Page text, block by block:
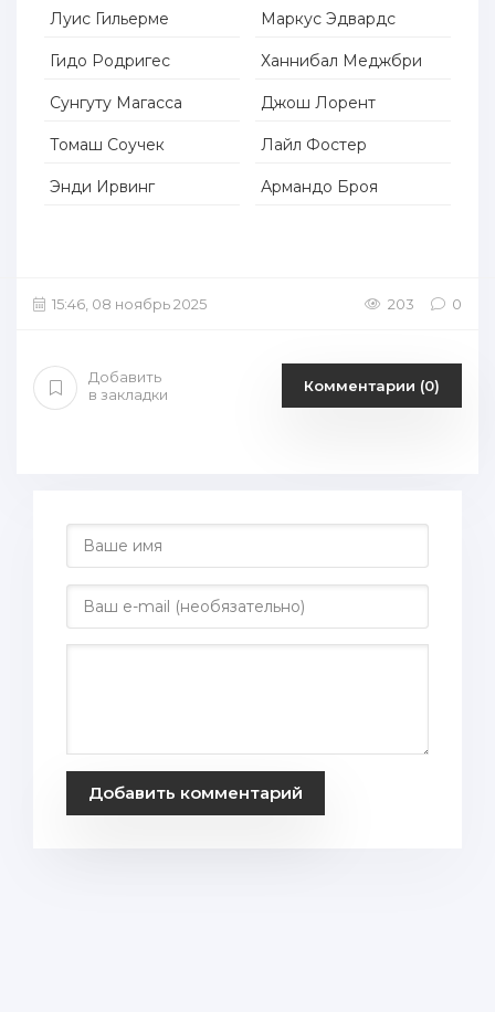
Луис Гильерме
Гидо Родригес
Сунгуту Магасса
Томаш Соучек
Энди Ирвинг
Маркус Эдвардс
Ханнибал Меджбри
Джош Лорент
Лайл Фостер
Армандо Броя
15:46, 08 ноябрь 2025 203 0
Добавить
в закладки
Комментарии (0)
Добавить комментарий